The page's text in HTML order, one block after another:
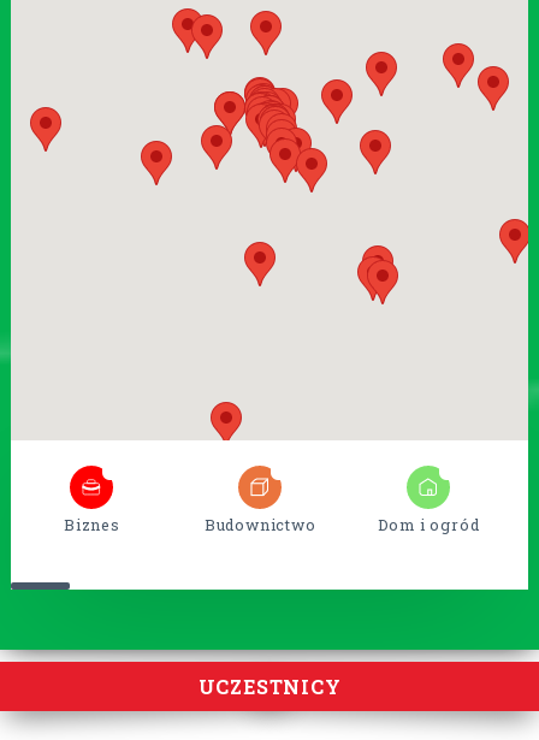
Biznes Budownictwo Dom i ogród
UCZESTNICY